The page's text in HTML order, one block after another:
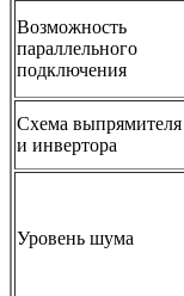
Возможность
параллельного
подключения
Схема выпрямителя
и инвертора
Уровень шума